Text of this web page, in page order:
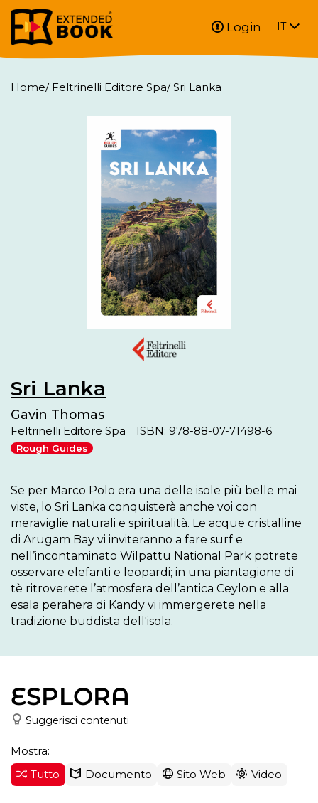
Login IT
Home/ Feltrinelli Editore Spa/ Sri Lanka
Sri Lanka
Gavin Thomas
Feltrinelli Editore Spa ISBN: 978-88-07-71498-6
Rough Guides
Se per Marco Polo era una delle isole più belle mai
viste, lo Sri Lanka conquisterà anche voi con
meraviglie naturali e spiritualità. Le acque cristalline
di Arugam Bay vi inviteranno a fare surf e
nell’incontaminato Wilpattu National Park potrete
osservare elefanti e leopardi; in una piantagione di
tè ritroverete l’atmosfera dell’antica Ceylon e alla
esala perahera di Kandy vi immergerete nella
tradizione buddista dell'isola.
ESPLORA
Suggerisci contenuti
Mostra:
Tutto
Documento Sito Web Video